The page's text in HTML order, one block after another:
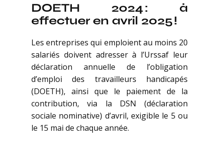
DOETH 2024 : à
effectuer en avril 2025 !
Les entreprises qui emploient au moins 20
salariés doivent adresser à l’Urssaf leur
déclaration annuelle de l’obligation
d’emploi des travailleurs handicapés
(DOETH), ainsi que le paiement de la
contribution, via la DSN (déclaration
sociale nominative) d’avril, exigible le 5 ou
le 15 mai de chaque année.